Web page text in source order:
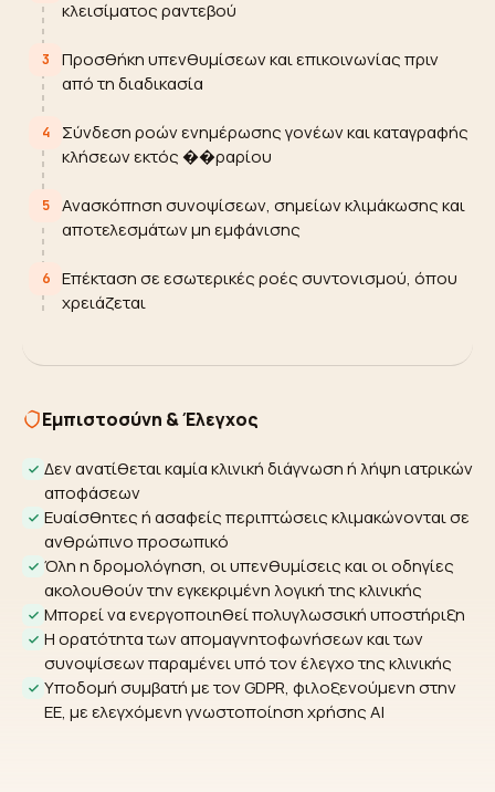
κλεισίματος ραντεβού
3
Προσθήκη υπενθυμίσεων και επικοινωνίας πριν
από τη διαδικασία
4
Σύνδεση ροών ενημέρωσης γονέων και καταγραφής
κλήσεων εκτός ��ραρίου
5
Ανασκόπηση συνοψίσεων, σημείων κλιμάκωσης και
αποτελεσμάτων μη εμφάνισης
6
Επέκταση σε εσωτερικές ροές συντονισμού, όπου
χρειάζεται
Εμπιστοσύνη & Έλεγχος
Δεν ανατίθεται καμία κλινική διάγνωση ή λήψη ιατρικών
αποφάσεων
Ευαίσθητες ή ασαφείς περιπτώσεις κλιμακώνονται σε
ανθρώπινο προσωπικό
Όλη η δρομολόγηση, οι υπενθυμίσεις και οι οδηγίες
ακολουθούν την εγκεκριμένη λογική της κλινικής
Μπορεί να ενεργοποιηθεί πολυγλωσσική υποστήριξη
Η ορατότητα των απομαγνητοφωνήσεων και των
συνοψίσεων παραμένει υπό τον έλεγχο της κλινικής
Υποδομή συμβατή με τον GDPR, φιλοξενούμενη στην
ΕΕ, με ελεγχόμενη γνωστοποίηση χρήσης AI